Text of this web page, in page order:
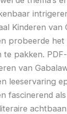
Kinderen van
probeerde
te pakken.
van
leeservaring
fascinerend